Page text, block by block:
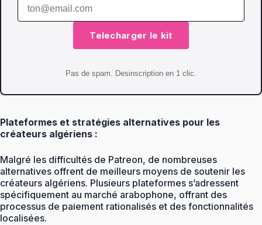
Telecharger le kit
Pas de spam. Desinscription en 1 clic.
Plateformes et stratégies alternatives pour les
créateurs algériens :
Malgré les difficultés de Patreon, de nombreuses
alternatives offrent de meilleurs moyens de soutenir les
créateurs algériens. Plusieurs plateformes s’adressent
spécifiquement au marché arabophone, offrant des
processus de paiement rationalisés et des fonctionnalités
localisées.